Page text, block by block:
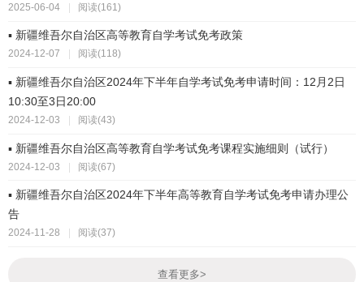
2025-06-04 | 阅读(161)
▪ 新疆维吾尔自治区高等教育自学考试免考政策
2024-12-07 阅读(118)
▪ 新疆维吾尔自治区2024年下半年自学考试免考申请时间：12月2日
10:30至3日20:00
2024-12-03 阅读(43)
▪ 新疆维吾尔自治区高等教育自学考试免考课程实施细则（试行）
2024-12-03 | 阅读(67)
▪ 新疆维吾尔自治区2024年下半年高等教育自学考试免考申请办理公
告
2024-11-28 阅读(37)
查看更多>